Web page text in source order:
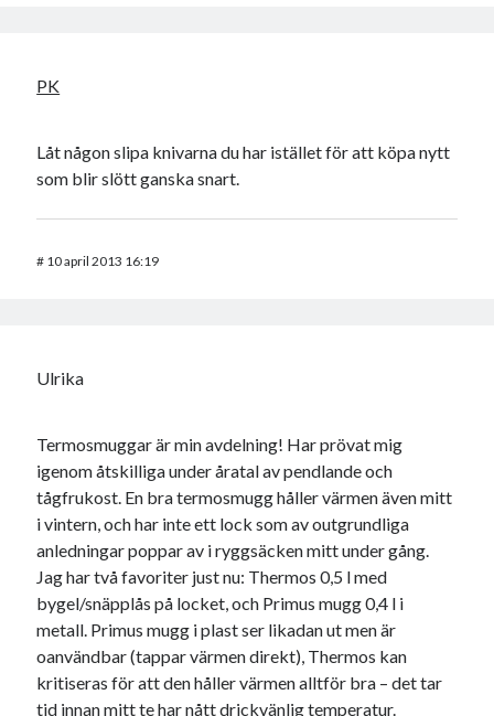
PK
Låt någon slipa knivarna du har istället för att köpa nytt
som blir slött ganska snart.
# 10 april 2013 16:19
Ulrika
Termosmuggar är min avdelning! Har prövat mig
igenom åtskilliga under åratal av pendlande och
tågfrukost. En bra termosmugg håller värmen även mitt
i vintern, och har inte ett lock som av outgrundliga
anledningar poppar av i ryggsäcken mitt under gång.
Jag har två favoriter just nu: Thermos 0,5 l med
bygel/snäpplås på locket, och Primus mugg 0,4 l i
metall. Primus mugg i plast ser likadan ut men är
oanvändbar (tappar värmen direkt), Thermos kan
kritiseras för att den håller värmen alltför bra – det tar
tid innan mitt te har nått drickvänlig temperatur.